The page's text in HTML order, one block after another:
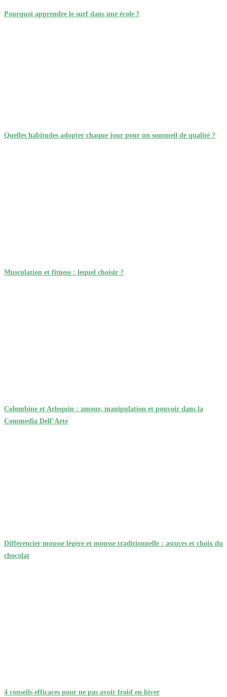
Pourquoi apprendre le surf dans une école ?
Quelles habitudes adopter chaque jour pour un sommeil de qualité ?
Musculation et fitness : lequel choisir ?
Colombine et Arlequin : amour, manipulation et pouvoir dans la
Commedia Dell’Arte
Différencier mousse légère et mousse traditionnelle : astuces et choix du
chocolat
4 conseils efficaces pour ne pas avoir froid en hiver